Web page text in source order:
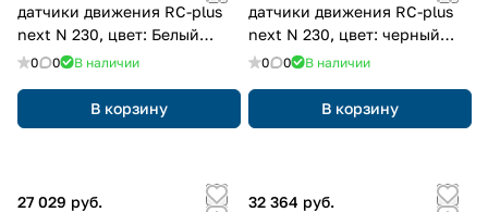
датчики движения RC-plus
next N 230, цвет: Белый
матовый, похожий RAL9010
0 0 В наличии
В корзину
датчики движения RC-plus
next N 230, цвет: черный
матовый, похожий RAL9005
0 0 В наличии
В корзину
27 029 руб.
32 364 руб.